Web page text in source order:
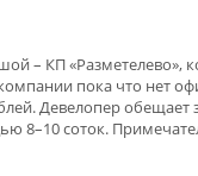
– КП «Разметелево»,
пока что нет
Девелопер обещает
8–10 соток.